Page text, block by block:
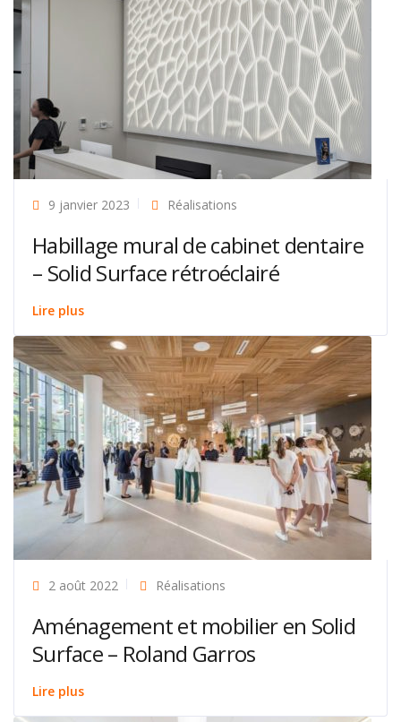
9 janvier 2023 Réalisations
Habillage mural de cabinet dentaire
– Solid Surface rétroéclairé
Lire plus
2 août 2022 Réalisations
Aménagement et mobilier en Solid
Surface – Roland Garros
Lire plus